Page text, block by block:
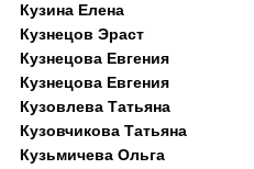
Кузина Елена
Кузнецов Эраст
Кузнецова Евгения
Кузнецова Евгения
Кузовлева Татьяна
Кузовчикова Татьяна
Кузьмичева Ольга